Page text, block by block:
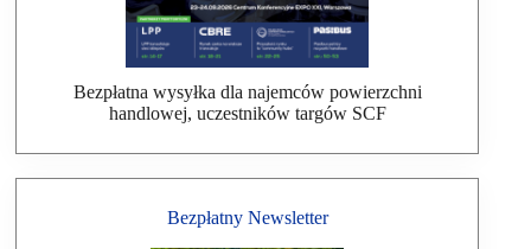
Bezpłatna wysyłka dla najemców powierzchni
handlowej, uczestników targów SCF
Bezpłatny Newsletter